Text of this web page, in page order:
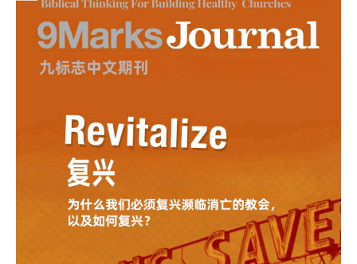
韩语
土耳其语
阿拉伯语
阿尔巴尼亚语
塞尔维亚语 柬埔寨语